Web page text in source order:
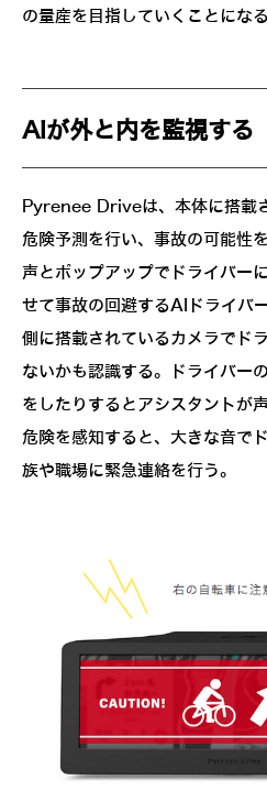
の量産を目指していくことになる
AIが外と内を監視す
Pyrenee Driveは、本体に搭載
危険予測を行い、事故の可能性
声とポップアップでドライバー
せて事故の回避するAIドライバ
側に搭載されているカメラでド
ないかも認識する。ドライバー
をしたりするとアシスタントが
危険を感知すると、大きな音で
族や職場に緊急連絡を行う。